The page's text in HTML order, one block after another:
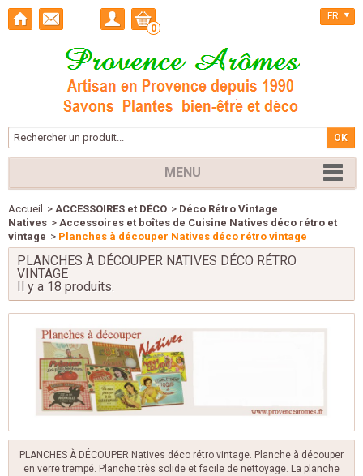
0
FR
MENU
Accueil > ACCESSOIRES et DÉCO > Déco Rétro Vintage
Natives > Accessoires et boîtes de Cuisine Natives déco rétro et
vintage > Planches à découper Natives déco rétro vintage
PLANCHES À DÉCOUPER NATIVES DÉCO RÉTRO
VINTAGE
Il y a 18 produits.
PLANCHES À DÉCOUPER Natives déco rétro vintage. Planche à découper
en verre trempé. Planche très solide et facile de nettoyage. La planche